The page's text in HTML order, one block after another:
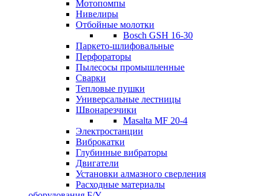
Мотопомпы
Нивелиры
Отбойные молотки
Bosch GSH 16-30
Паркето-шлифовальные
Перфораторы
Пылесосы промышленные
Сварки
Тепловые пушки
Универсальные лестницы
Швонарезчики
Masalta MF 20-4
Электростанции
Виброкатки
Глубинные вибраторы
Двигатели
Установки алмазного сверления
Расходные материалы